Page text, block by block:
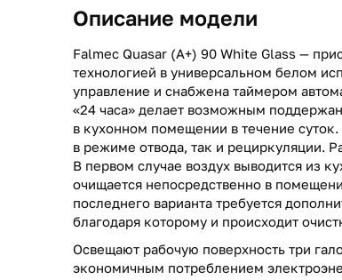
Описание модели
Falmec Quasar (A+) 90 White Glass —
технологией в универсальном белом
управление и снабжена таймером
«24 часа» делает возможным
в кухонном помещении в течение
в режиме отвода, так и рециркуляции.
В первом случае воздух выводится из
очищается непосредственно в
последнего варианта требуется
благодаря которому и происходит
Освещают рабочую поверхность три
экономичным потреблением